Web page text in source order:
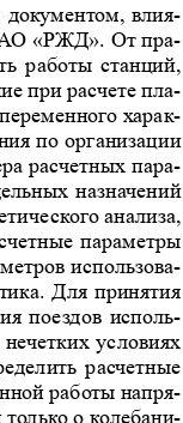
влия-
«РЖД». От пра-
работы станций,
при расчете пла-
харак-
по организации
расчетных пара-
назначений
анализа,
параметры
использова-
Для принятия
поездов исполь-
нечетких условиях
расчетные
работы напря-
о колебани-